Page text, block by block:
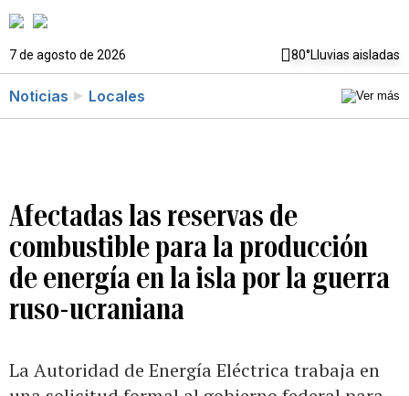
7 de agosto de 2026 80°Lluvias aisladas
Noticias Locales
Afectadas las reservas de
combustible para la producción
de energía en la isla por la guerra
ruso-ucraniana
La Autoridad de Energía Eléctrica trabaja en